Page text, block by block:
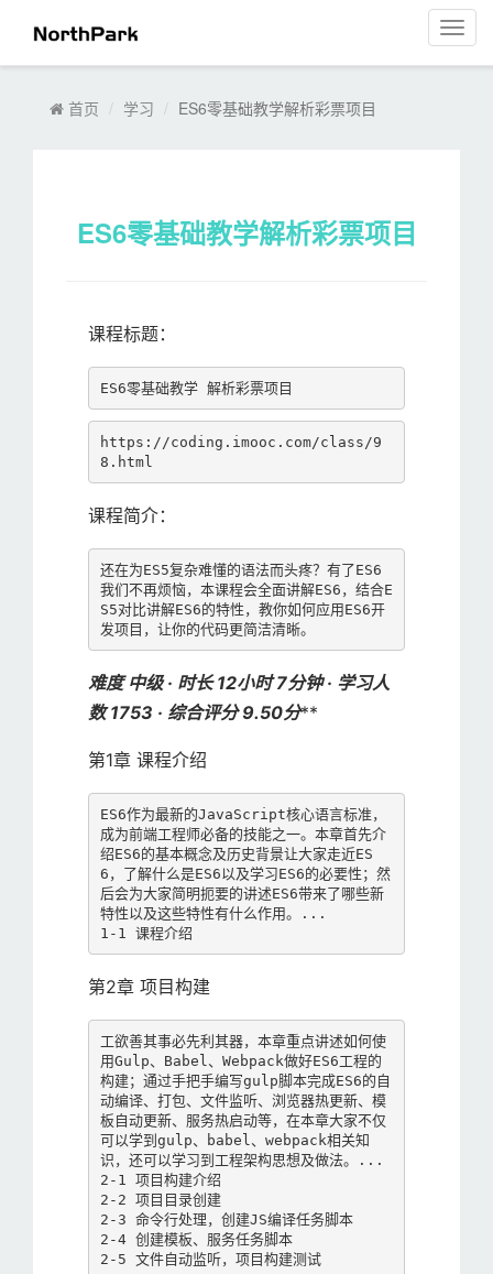
菜
单
首页 学习 ES6零基础教学解析彩票项目
ES6零基础教学解析彩票项目
课程标题：
ES6零基础教学 解析彩票项目
https://coding.imooc.com/class/9
8.html
课程简介：
还在为ES5复杂难懂的语法而头疼？有了ES6
我们不再烦恼，本课程会全面讲解ES6，结合E
S5对比讲解ES6的特性，教你如何应用ES6开
难度 中级 · 时长 12小时 7分钟 · 学习人
数 1753 · 综合评分 9.50分**
第1章 课程介绍
ES6作为最新的JavaScript核心语言标准，
成为前端工程师必备的技能之一。本章首先介
绍ES6的基本概念及历史背景让大家走近ES
6，了解什么是ES6以及学习ES6的必要性；然
后会为大家简明扼要的讲述ES6带来了哪些新
特性以及这些特性有什么作用。...
1-1 课程介绍
第2章 项目构建
工欲善其事必先利其器，本章重点讲述如何使
用Gulp、Babel、Webpack做好ES6工程的
构建；通过手把手编写gulp脚本完成ES6的自
动编译、打包、文件监听、浏览器热更新、模
板自动更新、服务热启动等，在本章大家不仅
可以学到gulp、babel、webpack相关知
识，还可以学习到工程架构思想及做法。...
2-1 项目构建介绍
2-2 项目目录创建
2-3 命令行处理，创建JS编译任务脚本
2-4 创建模板、服务任务脚本
2-5 文件自动监听，项目构建测试